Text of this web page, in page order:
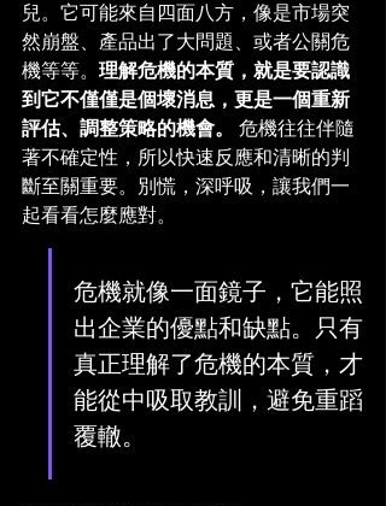
兒。它可能來自四面八方，像是市場突
然崩盤、產品出了大問題、或者公關危
機等等。 理解危機的本質，就是要認識
到它不僅僅是個壞消息，更是一個重新
評估、調整策略的機會。
危機往往伴隨
著不確定性，所以快速反應和清晰的判
斷至關重要。別慌，深呼吸，讓我們一
起看看怎麼應對。
危機就像一面鏡子，它能照
出企業的優點和缺點。只有
真正理解了危機的本質，才
能從中吸取教訓，避免重蹈
覆轍。